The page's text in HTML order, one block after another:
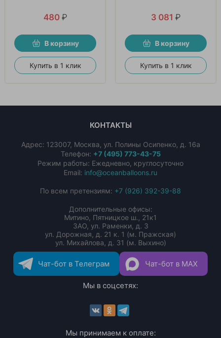
480 ₽
В корзину
Купить в 1 клик
3 081 ₽
В корзину
Купить в 1 клик
КОНТАКТЫ
Адрес: 123007, Москва, ул. Полины Осипенко, д. 16а
Телефон: +7 (495) 773-43-75
Режим работы: Ежедневно, круглосуточно
Email: info@oceanballoons.ru
По всем претензиям: +7 (926) 392-39-88
Дополнительные офисы:
Митино, Пятницкое ш., 21к1
ЗАО, ул. Раменки, д. 3
ул. Дорожная, д. 21 к. 1 (м. Пражская)
ул. Михайлова, д. 31 (м. Выхино)
Чат-бот в Телеграм Чат-бот в MAX
Мы в соцсетях:
Мы принимаем к оплате: